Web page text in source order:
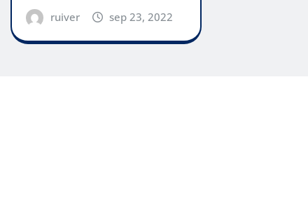
ruiver sep 23, 2022